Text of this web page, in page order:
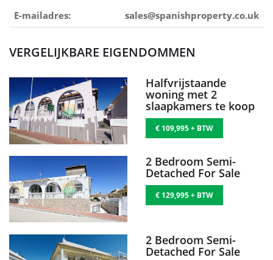
E-mailadres:
sales@spanishproperty.co.uk
VERGELIJKBARE EIGENDOMMEN
Halfvrijstaande
woning met 2
slaapkamers te koop
€ 109,995 + BTW
2 Bedroom Semi-
Detached For Sale
€ 129,995 + BTW
2 Bedroom Semi-
Detached For Sale